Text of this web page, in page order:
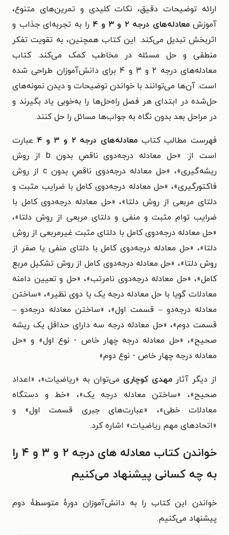
ارائه توضیحات دقیق، نکات کلیدی و تمرین‌های متنوع،
آموزشمعادله‌های درجه ۲ و ۳ و ۴
را به تجربه‌ای جذاب و
اثربخش تبدیل می‌کند. این کتاب همچنین، به تقویت تفکر
منطقی و حل مسئله در مخاطب کمک می‌کند. کتاب
معادله‌های درجه ۲ و ۳ و ۴ برای دانش‌آموزان طراحی شده
است. آن‌ها می‌توانند با خواندن توضیحات و دیدن نمونه‌های
حل‌شده در ابتدای هر فصل راه‌حل‌ها را به‌خوبی یاد بگیرند و
در مراحل بعد بدون نگاه به جواب‌ها مسائل را حل کنند.
فهرست مطالب کتابمعادله‌های درجه ۲ و ۳ و ۴
عبارت‌
است از: «حل معادله درجه‌دوی ناقصِ بدون b از روش
ریشه‌گیری»، «حل معادله درجه‌دوی ناقصِ بدون c از روش
فاکتورگیری»، «حل معادله درجه‌دوی کامل با ضرایب مثبت و
دلتای مربعی از روش دلتا»، «حل معادله درجه‌دوی کامل با
ضرایب توام مثبت و منفی و دلتای مربعی از روش دلتا»،
«حل معادله درجه‌دوی کامل با دلتای مثبت غیرمربعی از روش
دلتا»، «حل معادله درجه‌دوی کامل با دلتای منفی یا صفر از
روش دلتا»، «حل معادله درجه‌دوی کامل از روش تشکیل مربع
کامل»، «حل معادله درجه‌دوی نامرتب»، «حل و تعیین دامنه
معادلات گویا با حل معادله درجه یک یا دوی نظیر»، «ساختن
معادله درجه‌دو – قسمت اول»، «ساختن معادله درجه‌دو –
قسمت دوم»، «حل معادله درجه سه دارای حداقل یک ریشه
صحیح»، «حل معادله درجه چهار خاص - نوع اول» و «حل
معادله درجه چهار خاص - نوع دوم»
از دیگر آثار مهدی کوچاری می‌توان به «ریاضیات»، «اعداد
صحیح»، «ساختن معادله درجه یک»، «خط و دستگاه
معادلات خطی»، «عبارت‌های جبری قسمت اول» و
«اتحادهای مهم ریاضیات» اشاره کرد.
خواندن کتاب معادله‌ های درجه ۲ و ۳ و ۴ را
به چه کسانی پیشنهاد می‌کنیم
خواندن این کتاب را به دانش‌آموزان دورۀ متوسطۀ دوم
پیشنهاد می‌کنیم.